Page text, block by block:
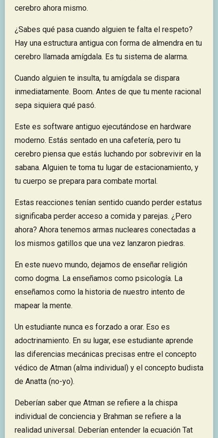
cerebro ahora mismo.
¿Sabes qué pasa cuando alguien te falta el respeto?
Hay una estructura antigua con forma de almendra en tu
cerebro llamada amígdala. Es tu sistema de alarma.
Cuando alguien te insulta, tu amígdala se dispara
inmediatamente. Boom. Antes de que tu mente racional
sepa siquiera qué pasó.
Este es software antiguo ejecutándose en hardware
moderno. Estás sentado en una cafetería, pero tu
cerebro piensa que estás luchando por sobrevivir en la
sabana. Alguien te toma tu lugar de estacionamiento, y
tu cuerpo se prepara para combate mortal.
Estas reacciones tenían sentido cuando perder estatus
significaba perder acceso a comida y parejas. ¿Pero
ahora? Ahora tenemos armas nucleares conectadas a
los mismos gatillos que una vez lanzaron piedras.
En este nuevo mundo, dejamos de enseñar religión
como dogma. La enseñamos como psicología. La
enseñamos como la historia de nuestro intento de
mapear la mente.
Un estudiante nunca es forzado a orar. Eso es
adoctrinamiento. En su lugar, ese estudiante aprende
las diferencias mecánicas precisas entre el concepto
védico de Atman (alma individual) y el concepto budista
de Anatta (no-yo).
Deberían saber que Atman se refiere a la chispa
individual de conciencia y Brahman se refiere a la
realidad universal. Deberían entender la ecuación Tat